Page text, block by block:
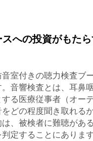
への投資がもた
室付きの聴力検査ブ
音響検査とは、耳鼻
る医療従事者（オー
どの程度聞き取れる
、被検者に難聴があ
定することにありま